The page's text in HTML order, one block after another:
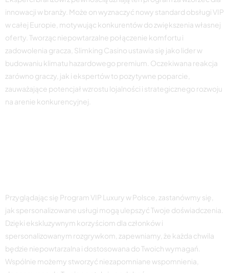
innowacji w branży. Może on wyznaczyć nowy standard obsługi VIP
w całej Europie, motywując konkurentów do zwiększenia własnej
oferty. Tworząc niepowtarzalne połączenie komfortu i
zadowolenia gracza, Slimking Casino ustawia się jako lider w
budowaniu klimatu hazardowego premium. Oczekiwana reakcja
zarówno graczy, jak i ekspertów to pozytywne poparcie,
zauważające potencjał wzrostu lojalności i strategicznego rozwoju
na arenie konkurencyjnej.
Przyglądając się Program VIP Luxury w Polsce, zastanówmy się,
jak spersonalizowane usługi mogą ulepszyć Twoje doświadczenia.
Dzięki ekskluzywnym korzyściom dla członków i
spersonalizowanym rozgrywkom, zapewniamy, że każda chwila
będzie niepowtarzalna i dostosowana do Twoich wymagań.
Wspólnie możemy stworzyć niezapomniane wspomnienia,